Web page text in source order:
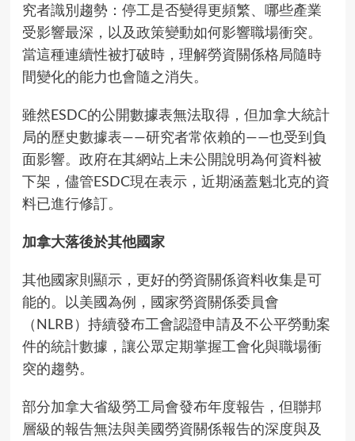
究者識別趨勢：停工是否變得更頻繁、哪些產業
受影響最深，以及政策變動如何影響職場衝突。
當這種連續性被打破時，理解勞資關係格局隨時
間變化的能力也會隨之消失。
雖然ESDC的公開數據表無法取得，但加拿大統計
局的歷史數據表——研究者常依賴的——也受到負
面影響。政府在其網站上未公開說明為何資料被
下架，儘管ESDC現在表示，近期涵蓋魁北克的資
料已進行修訂。
加拿大落後於其他國家
其他國家則顯示，更好的勞資關係資料收集是可
能的。以美國為例，國家勞資關係委員會
（NLRB）持續發布工會認證申請及不公平勞動案
件的統計數據 ，讓公眾定期掌握工會化與職場衝
突的趨勢。
部分加拿大省級勞工局會發布年度報告，但聯邦
層級的報告無法與美國勞資關係報告的深度與及